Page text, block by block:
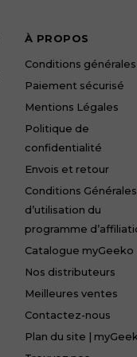
À PROPOS
Conditions générales
Paiement sécurisé
Mentions Légales
Politique de
confidentialité
Envois et retour
Conditions Générales
d’utilisation du
programme
Catalogue myGeeko
Nos distributeurs
Meilleures ventes
Contactez-nous
Plan du site |